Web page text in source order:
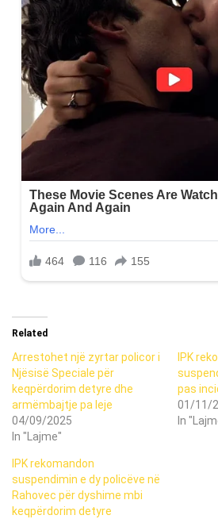
Related
Arrestohet një zyrtar policor i
Njësisë Speciale për
keqpërdorim detyre dhe
armëmbajtje pa leje
04/09/2025
In "Lajme"
IPK
pas
01/11/
In
IPK rekomandon
suspendimin e dy policëve në
Rahovec për dyshime mbi
keqpërdorim detyre